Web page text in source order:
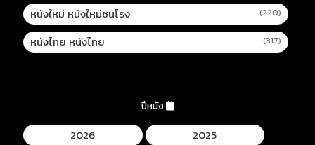
หนังใหม่ หนังใหม่ชนโรง (220)
หนังไทย หนังไทย (317)
ปีหนัง
2026
2025